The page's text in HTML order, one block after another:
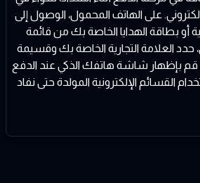
على الهاتف المحمول، الوصول إلى
أو بطاقة الهدايا الخاصة بك من قائمة
حدد العلامة التجارية الخاصة بك وقسيمة
قم بإظهار شاشة هاتفك الذكي عند الدفع
القسائم الإلكترونية المولدة حتى نفاد